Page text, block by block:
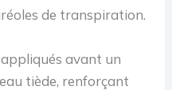
de transpiration.
avant un
tiède, renforçant